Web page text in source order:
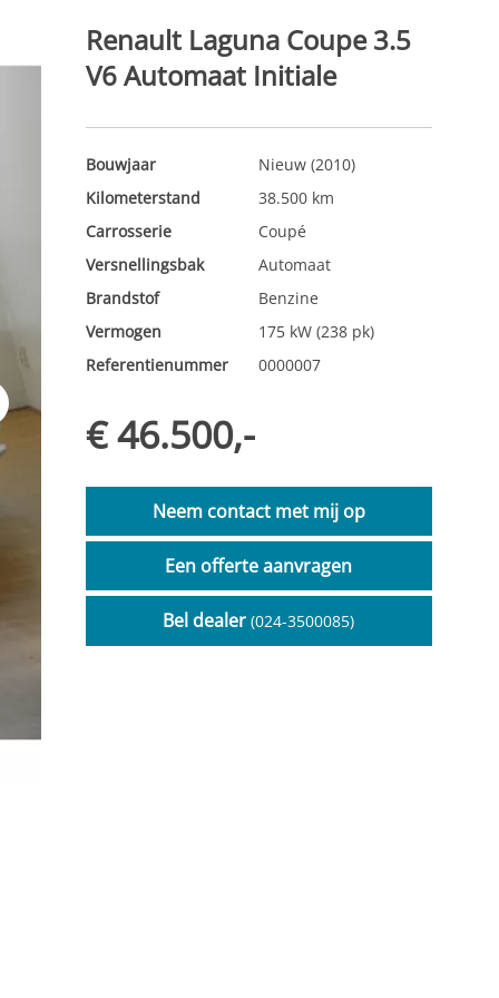
Renault Laguna Coupe 3.5
V6 Automaat Initiale
Bouwjaar
Nieuw (2010)
Kilometerstand
38.500 km
Carrosserie
Coupé
Versnellingsbak
Automaat
Brandstof
Benzine
Vermogen
175 kW (238 pk)
Referentienummer
0000007
€ 46.500,-
Neem contact met mij op
Een offerte aanvragen
Bel dealer(024-3500085)